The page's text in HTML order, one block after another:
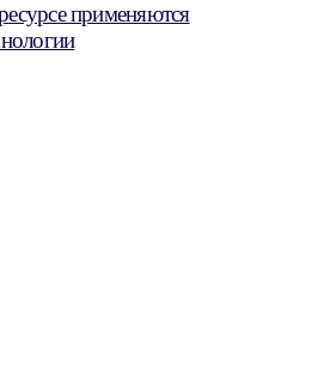
применяются